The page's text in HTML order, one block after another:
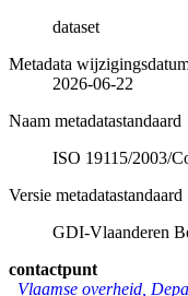
dataset
Metadata
2026-06-22
Naam metadatastandaard
ISO 19115/2003/
Versie metadatastandaard
GDI-Vlaanderen
contactpunt
Vlaamse overheid,